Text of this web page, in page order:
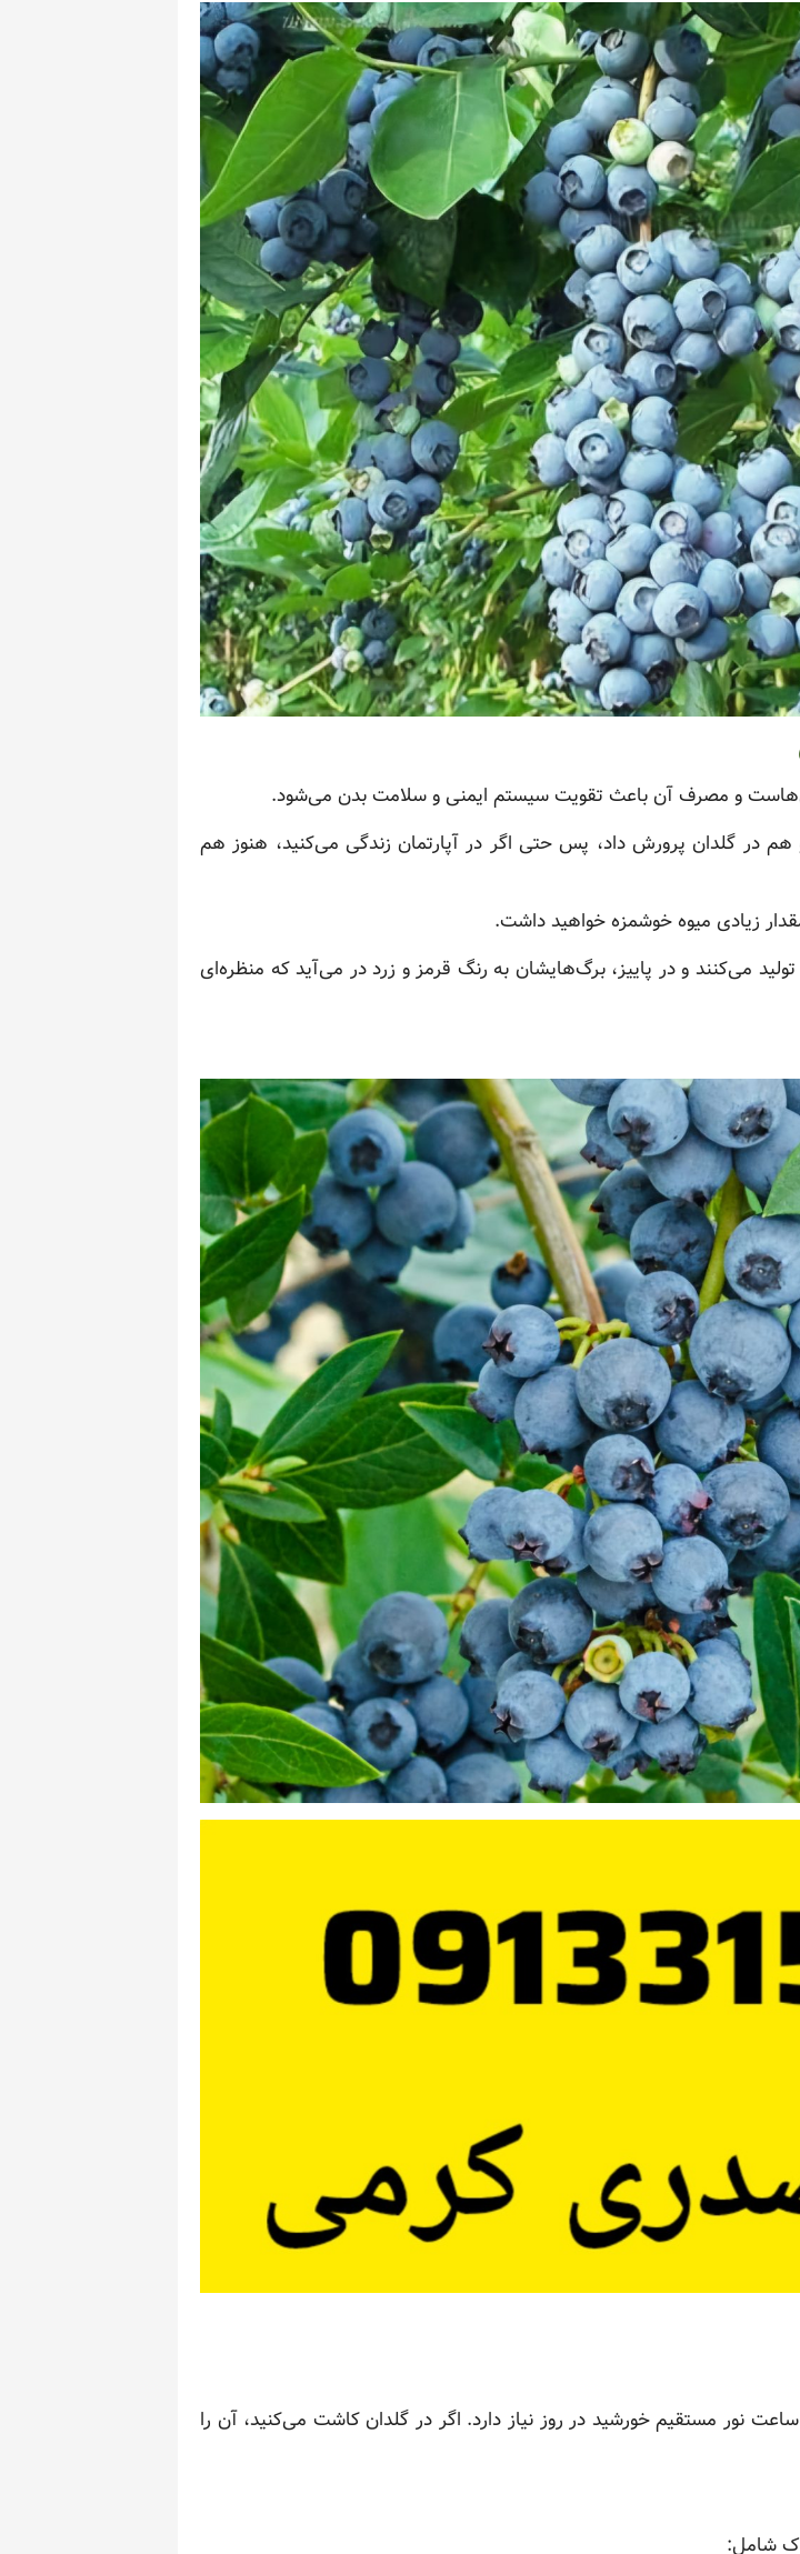
و مصرف آن باعث تقویت سیستم ایمنی و سلامت بدن می‌شود.
هم در گلدان پرورش داد، پس حتی اگر در آپارتمان زندگی می‌کنید، هنوز هم
زیادی میوه خوشمزه خواهید داشت.
می‌کنند و در پاییز، برگ‌هایشان به رنگ قرمز و زرد در می‌آید که منظره‌ای
بلوبری عاشق نور خورشید است! برای بهترین رشد، حداقل ۶ تا ۸ ساعت نور مستقیم خورشید در روز نیاز دارد. اگر در گلدان کاشت می‌کنید، آن را
شامل: